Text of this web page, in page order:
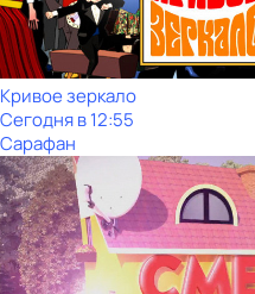
Кривое зеркало
Сегодня в 12:55
Сарафан